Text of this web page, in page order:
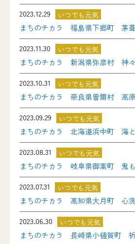
2023.12.29
いつでも元気
まちのチカラ 福島県下郷町 茅
2023.11.30
いつでも元気
まちのチカラ 新潟県弥彦村 神
2023.10.31
いつでも元気
まちのチカラ 奈良県曽爾村 高
2023.09.29
いつでも元気
まちのチカラ 北海道浜中町 海
2023.08.31
いつでも元気
まちのチカラ 岐阜県御嵩町 鬼
2023.07.31
いつでも元気
まちのチカラ 高知県大月町 心
2023.06.30
いつでも元気
まちのチカラ 長崎県小値賀町 祈